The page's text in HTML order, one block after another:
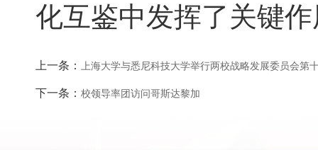
化互鉴中发挥了关键
上一条： 上海大学与悉尼科技大学举行两校战略发展委员会第
下一条： 校领导率团访问哥斯达黎加